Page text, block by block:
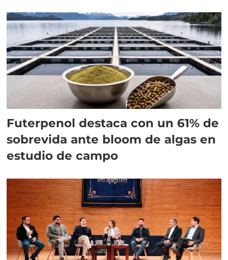
Futerpenol destaca con un 61% de
sobrevida ante bloom de algas en
estudio de campo